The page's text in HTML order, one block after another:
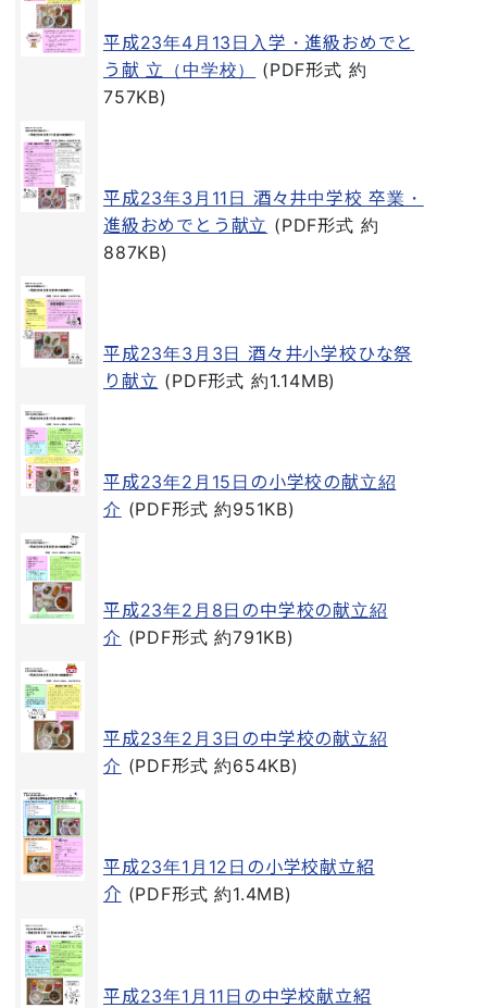
平成23年4月13日入学・進級おめでと
う献 立（中学校）
(PDF形式 約
757KB)
平成23年3月11日 酒々井中学校 卒業・
進級おめでとう献立 (PDF形式 約
887KB)
平成23年3月3日 酒々井小学校ひな祭
り献立 (PDF形式 約1.14MB)
平成23年2月15日の小学校の献立紹
介 (PDF形式 約951KB)
平成23年2月8日の中学校の献立紹
介 (PDF形式 約791KB)
平成23年2月3日の中学校の献立紹
介 (PDF形式 約654KB)
平成23年1月12日の小学校献立紹
介 (PDF形式 約1.4MB)
平成23年1月11日の中学校献立紹